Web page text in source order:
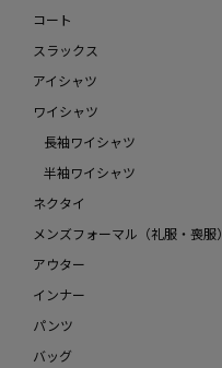
コート
スラックス
アイシャツ
ワイシャツ
長袖ワイシャツ
半袖ワイシャツ
ネクタイ
メンズフォーマル（礼服・喪服）
アウター
インナー
パンツ
バッグ